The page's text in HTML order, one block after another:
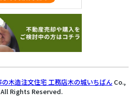
木造注文住宅 工務店木の城いちばん Co.,
Rights Reserved.